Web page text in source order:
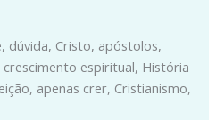
dúvida, Cristo, apóstolos,
espiritual, História
apenas crer, Cristianismo,